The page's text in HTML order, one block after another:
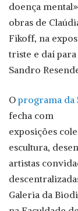
doença
obras de
Fikoff, na
triste e daí
Sandro
Oprograma da
fecha com
exposições
escultura,
artistas
Galeria da